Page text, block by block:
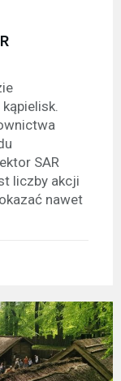
SAR
liczby akcji
nawet